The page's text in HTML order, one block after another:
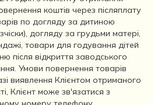
коштів через післяплату
по догляду за дитиною
догляду за грудьми матері,
товари для годування дітей
після відкриття заводського
Умови повернення товарів
виявлення Клієнтом отриманого
Клієнт може зв'язатися з